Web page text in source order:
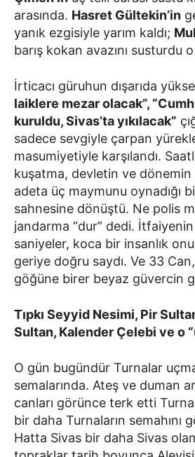
arasında. Hasret Gültekin’in
yanık ezgisiyle yarım kaldı;
barış kokan avazını susturdu
İrticacı güruhun dışarıda
laiklere mezar olacak”,
kuruldu, Sivas’ta yıkılacak”
sadece sevgiyle çarpan
masumiyetiyle karşılandı.
kuşatma, devletin ve dönemin
adeta üç maymunu oynadığı
sahnesine dönüştü. Ne polis
jandarma “dur” dedi.
saniyeler, koca bir insanlık
geriye doğru saydı. Ve 33
göğüne birer beyaz güvercin
Tıpkı Seyyid Nesimi, Pir
Sultan, Kalender Çelebi ve o
O gün bugündür Turnalar
semalarında. Ateş ve duman
canları görünce terk etti
bir daha Turnaların semahını
Hatta Sivas bir daha Sivas